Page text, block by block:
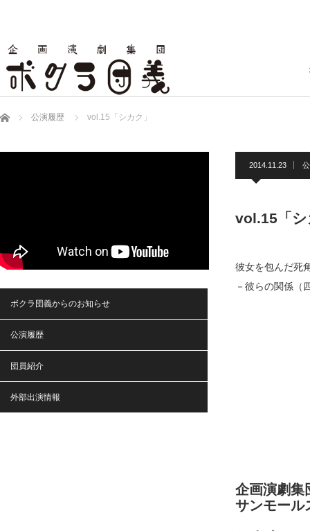
ホーム 公演履歴 vol.15「シカク」
2014.11.23
vol.15「
彼女を包んだ死
－彼らの関係（
企画演劇集
サンモール
ボクラ団義からのお知らせ
公演履歴
団員紹介
外部出演情報